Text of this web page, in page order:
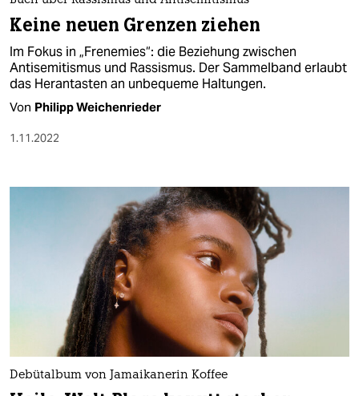
nord
wahrheit
verlag
verlag
unterstützen
genossenschaft
Keine neuen Grenzen ziehen
Im Fokus in „Frenemies“: die Beziehung zwischen
Antisemitismus und Rassismus. Der Sammelband erlaubt
das Herantasten an unbequeme Haltungen.
Von Philipp Weichenrieder
1.11.2022
Debütalbum von Jamaikanerin Koffee